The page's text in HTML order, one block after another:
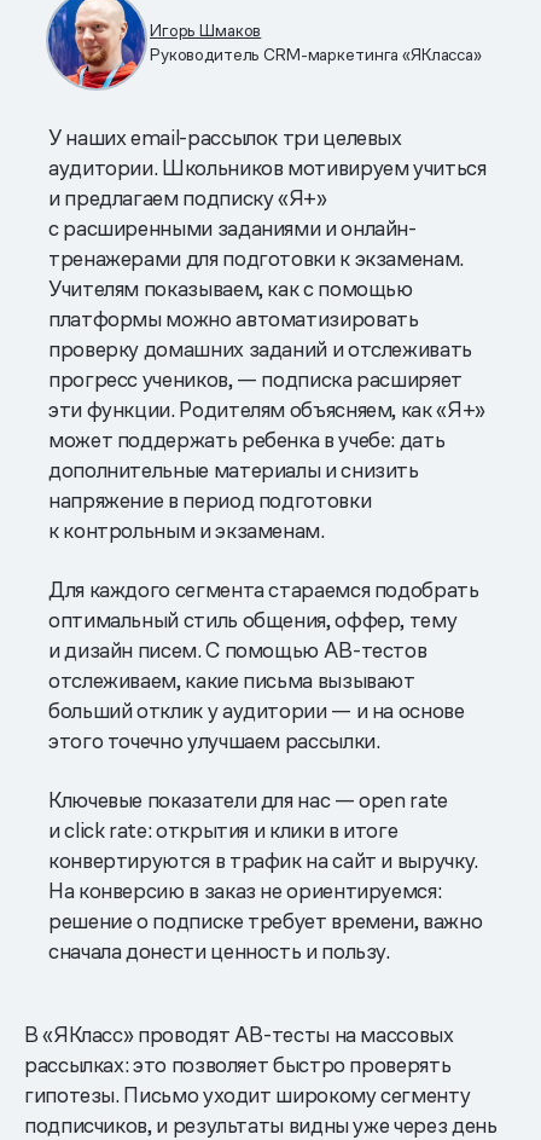
Игорь Шмаков
Руководитель CRM-маркетинга «ЯКласса»
У наших email-рассылок три целевых
аудитории. Школьников мотивируем учиться
и предлагаем подписку «Я+»
с расширенными заданиями и онлайн-
тренажерами для подготовки к экзаменам.
Учителям показываем, как с помощью
платформы можно автоматизировать
проверку домашних заданий и отслеживать
прогресс учеников, — подписка расширяет
эти функции. Родителям объясняем, как «Я+»
может поддержать ребенка в учебе: дать
дополнительные материалы и снизить
напряжение в период подготовки
к контрольным и экзаменам.
Для каждого сегмента стараемся подобрать
оптимальный стиль общения, оффер, тему
и дизайн писем. С помощью AB-тестов
отслеживаем, какие письма вызывают
больший отклик у аудитории — и на основе
этого точечно улучшаем рассылки.
Ключевые показатели для нас — open rate
и click rate: открытия и клики в итоге
конвертируются в трафик на сайт и выручку.
На конверсию в заказ не ориентируемся:
решение о подписке требует времени, важно
сначала донести ценность и пользу.
В «ЯКласс» проводят AB-тесты на массовых
рассылках: это позволяет быстро проверять
гипотезы. Письмо уходит широкому сегменту
подписчиков, и результаты видны уже через день